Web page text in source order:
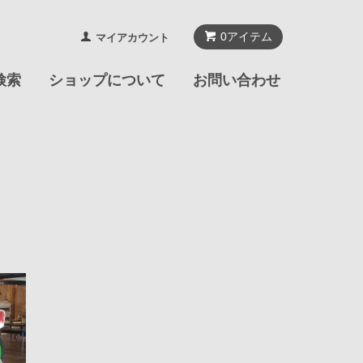
0アイテム
マイアカウント
索 ショップについて お問い合わせ